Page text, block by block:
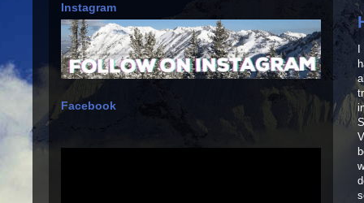
Instagram
Facebook